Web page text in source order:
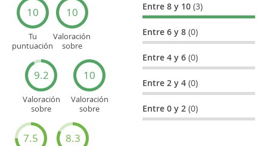
10
Tu
puntuación
10
Valoración
sobre
9.2
Valoración
sobre
10
Valoración
sobre
turísticos
7.5 8.3
Entre 8 y 10(3)
Entre 6 y 8(0)
Entre 4 y 6(0)
Entre 2 y 4(0)
Entre 0 y 2(0)